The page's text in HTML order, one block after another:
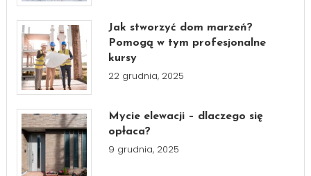
Jak stworzyć dom marzeń?
Pomogą w tym profesjonalne
kursy
22 grudnia, 2025
Mycie elewacji – dlaczego się
opłaca?
9 grudnia, 2025